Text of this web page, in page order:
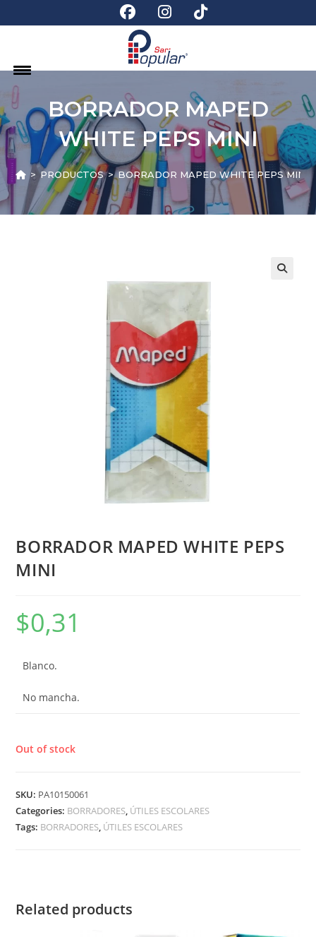
BORRADOR MAPED
WHITE PEPS MINI
> PRODUCTOS > BORRADOR MAPED WHITE PEPS MINI
BORRADOR MAPED WHITE PEPS
MINI
$0,31
Blanco.
No mancha.
Out of stock
SKU: PA10150061
Categories: BORRADORES, ÚTILES ESCOLARES
Tags: BORRADORES, ÚTILES ESCOLARES
Related products